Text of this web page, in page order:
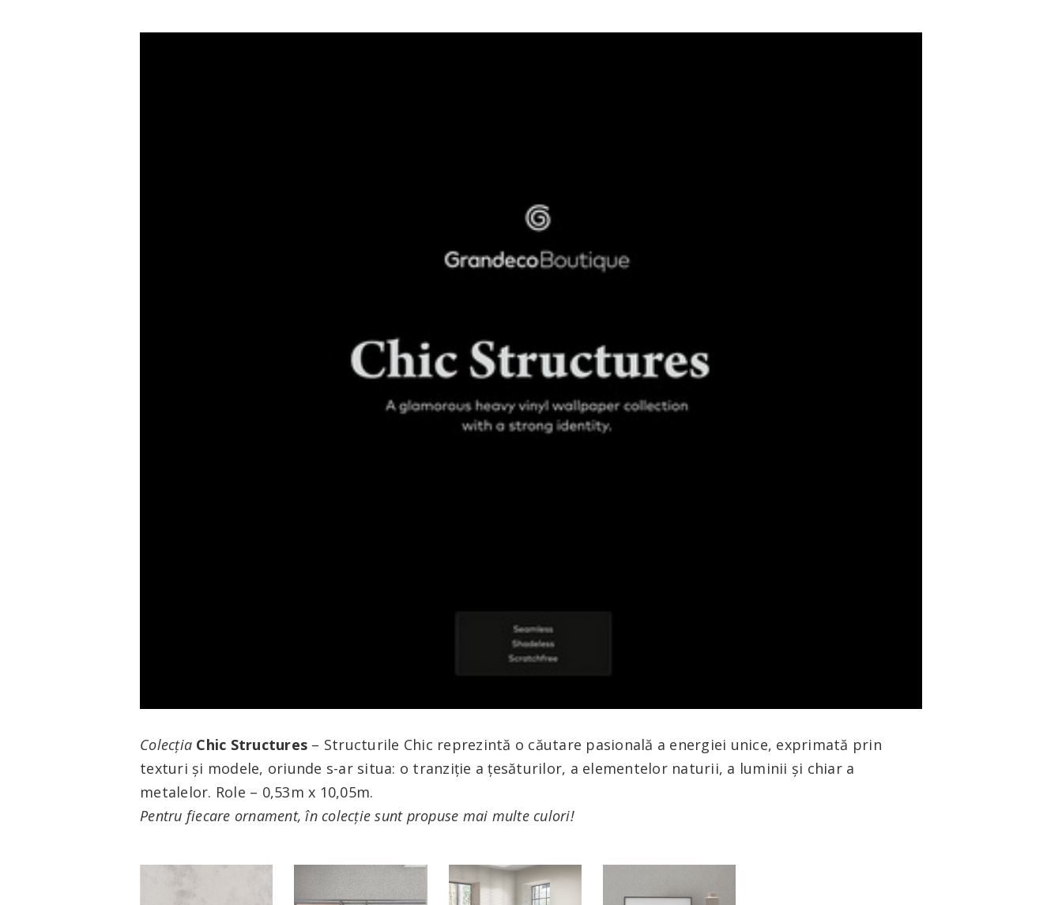
Colecția Chic Structures – Structurile Chic reprezintă o căutare pasională a energiei unice, exprimată prin
texturi și modele, oriunde s-ar situa: o tranziție a țesăturilor, a elementelor naturii, a luminii și chiar a
metalelor. Role – 0,53m x 10,05m.
Pentru fiecare ornament, în colecție sunt propuse mai multe culori!